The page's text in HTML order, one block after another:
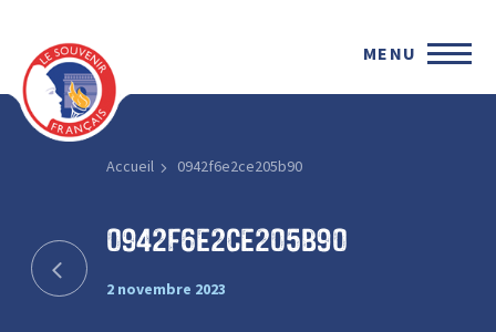
MENU
Accueil 0942f6e2ce205b90
0942f6e2ce205b90
2 novembre 2023